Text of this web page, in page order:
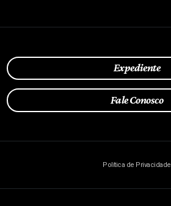
Expediente
Fale Conosco
Política de Privacidade